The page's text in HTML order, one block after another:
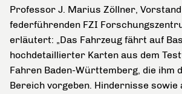
Professor J. Marius Zöllner,
federführenden FZI
erläutert: „Das Fahrzeug fährt auf
hochdetaillierter Karten aus dem
Fahren Baden-Württemberg, die ihm
Bereich vorgeben. Hindernisse sowie